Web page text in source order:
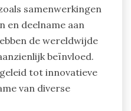
samenwerkingen
en deelname aan
de wereldwijde
beïnvloed.
tot innovatieve
van diverse